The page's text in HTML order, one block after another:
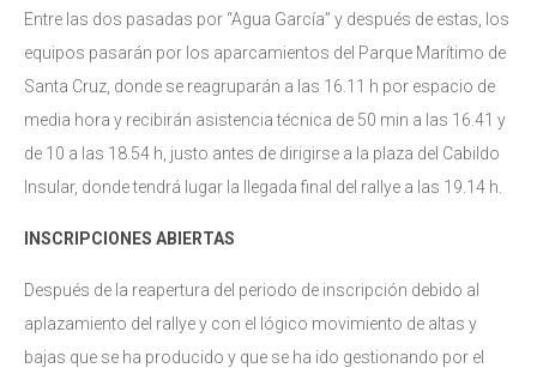
Entre las dos pasadas por “Agua García” y después de estas, los
equipos pasarán por los aparcamientos del Parque Marítimo de
Santa Cruz, donde se reagruparán a las 16.11 h por espacio de
media hora y recibirán asistencia técnica de 50 min a las 16.41 y
de 10 a las 18.54 h, justo antes de dirigirse a la plaza del Cabildo
Insular, donde tendrá lugar la llegada final del rallye a las 19.14 h.
INSCRIPCIONES ABIERTAS
Después de la reapertura del periodo de inscripción debido al
aplazamiento del rallye y con el lógico movimiento de altas y
bajas que se ha producido y que se ha ido gestionando por el